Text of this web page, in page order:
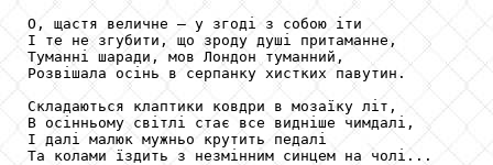
О, щастя величне — у згоді з собою іти
І те не згубити, що зроду душі притаманне,
Туманні шаради, мов Лондон туманний,
Розвішала осінь в серпанку хистких павутин.
Складаються клаптики ковдри в мозаїку літ,
В осінньому світлі стає все видніше чимдалі,
І далі малюк мужньо крутить педалі
Та колами їздить з незмінним синцем на чолі...